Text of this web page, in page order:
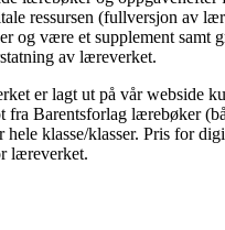
ressursen (fullversjon av
og være et supplement samt
av læreverket.
er lagt ut på vår webside
fra Barentsforlag lærebøker
klasse/klasser. Pris for
læreverket.